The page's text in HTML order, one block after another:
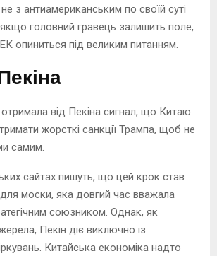
з антиамериканським по своїй суті
якщо головний гравець залишить поле,
опиниться під великим питанням.
від Пекіна сигнал, що Китаю
жорсткі санкції Трампа, щоб не
самим.
сайтах пишуть, що цей крок став
моски, яка довгий час вважала
союзником. Однак, як
Пекін діє виключно із
Китайська економіка надто